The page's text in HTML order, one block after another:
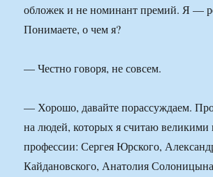
обложек и не номинант премий. Я —
Понимаете, о чем я?
— Честно говоря, не совсем.
— Хорошо, давайте порассуждаем.
на людей, которых я считаю великими
профессии: Сергея Юрского,
Кайдановского, Анатолия